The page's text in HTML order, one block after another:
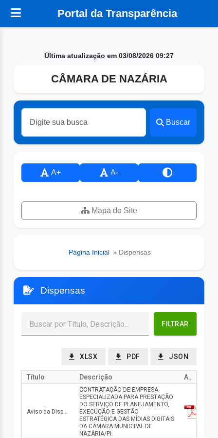
Portal da Transparência
Última atualização em 03/08/2026 09:27
CÂMARA DE NAZÁRIA
Buscar
A+ A-
Mapa do Site
Página Inicial » Dispensas
Dispensas
FILTRAR
XLSX PDF JSON
Título Descrição Arquivo
Aviso da Dispensa nº 004/2026
CONTRATAÇÃO DE EMPRESA
ESPECIALIZADA PARA PRESTAÇÃO
DO SERVIÇO DE PLANEJAMENTO,
EXECUÇÃO E GESTÃO
ESTRATÉGICA DAS MÍDIAS DIGITAIS
DA CÂMARA MUNICIPAL DE
NAZÁRIA/PI.